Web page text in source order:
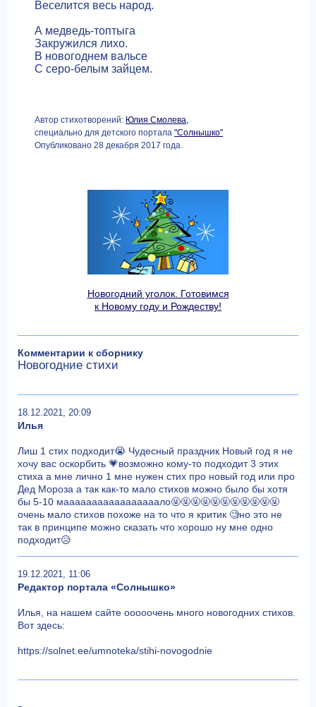
Веселится весь народ.
А медведь-топтыга
Закружился лихо.
В новогоднем вальсе
С серо-белым зайцем.
Автор стихотворений: Юлия Смолева,
специально для детского портала "Солнышко"
Опубликовано 28 декабря 2017 года.
Новогодний уголок. Готовимся
к Новому году и Рождеству!
Комментарии к сборнику
Новогодние стихи
18.12.2021, 20:09
Илья
Лиш 1 стих подходит😭 Чудесный праздник Новый год я не
хочу вас оскорбить 💗возможно кому-то подходит 3 этих
стиха а мне лично 1 мне нужен стих про новый год или про
Дед Мороза а так как-то мало стихов можно было бы хотя
бы 5-10 мааааааааааааааааало🤬🤬🤬🤬🤬🤬🤬🤬🤬🤬🤬
очень мало стихов похоже на то что я критик 🧐но это не
так в принципе можно сказать что хорошо ну мне одно
подходит😥
19.12.2021, 11:06
Редактор портала «Солнышко»
Илья, на нашем сайте ооооочень много новогодних стихов.
Вот здесь:
https://solnet.ee/umnoteka/stihi-novogodnie